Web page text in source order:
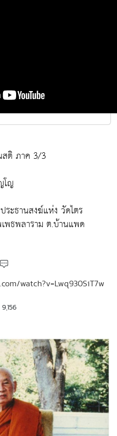
ติ ภาค 3/3
โญ
ะธานสงฆ์แห่ง วัดไตร
พธพลาราม ต.บ้านแพด
watch?v=Lwq930SiT7w
9,156